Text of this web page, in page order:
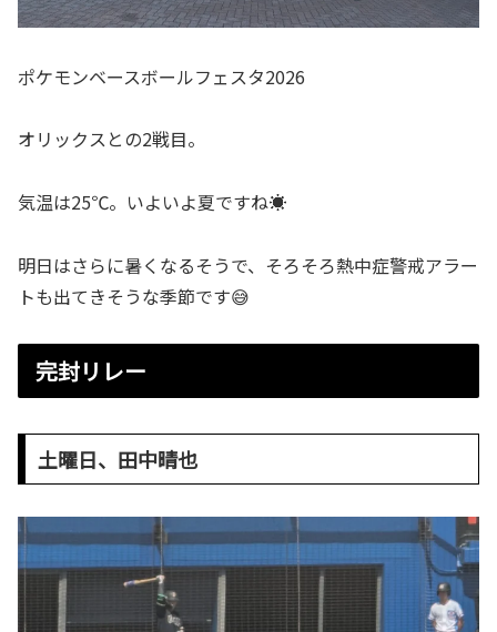
ポケモンベースボールフェスタ2026
オリックスとの2戦目。
気温は25℃。いよいよ夏ですね☀️
明日はさらに暑くなるそうで、そろそろ熱中症警戒アラー
トも出てきそうな季節です😅
完封リレー
土曜日、田中晴也